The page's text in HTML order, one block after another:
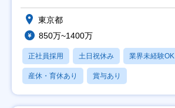
す！
東京都
850万~1400万
正社員採用 土日祝休み 業界未経験OK
産休・育休あり 賞与あり